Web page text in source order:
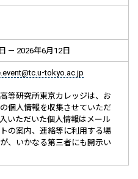
— 2026年6月12日
tokyo.ac.jp
等研究所東京カレッジは、お
個人情報を収集させていただ
いただいた個人情報はメール
の案内、連絡等に利用する場
、いかなる第三者にも開示い